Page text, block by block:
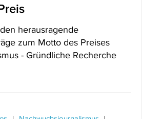
herausragende
zum Motto des Preises
- Gründliche Recherche